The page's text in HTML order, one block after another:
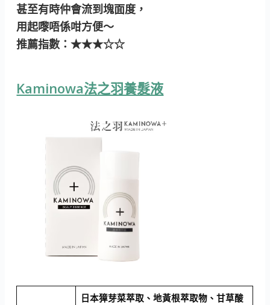
甚至有時仲會流到塊面度，
用起嚟唔係咁方便～
推薦指數 ：★★★☆☆
Kaminowa法之羽養髮液
日本獐芽菜萃取、地黃根萃取物、甘草酸